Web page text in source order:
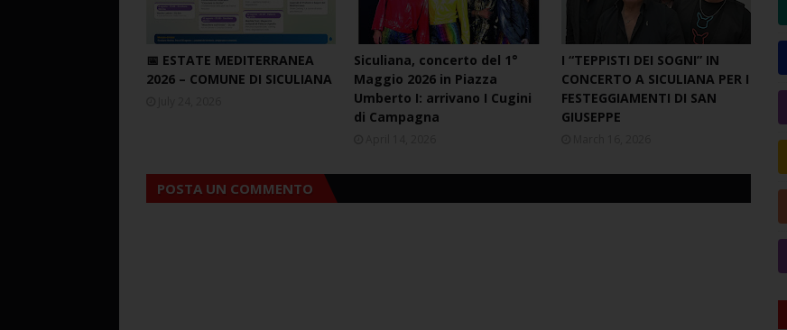
📅 ESTATE MEDITERRANEA
2026 – COMUNE DI SICULIANA
Siculiana, concerto del 1°
Maggio 2026 in Piazza
Umberto I: arrivano I Cugini
di Campagna
I “TEPPISTI DEI SOGNI” IN
CONCERTO A SICULIANA PER I
FESTEGGIAMENTI DI SAN
GIUSEPPE
POSTA UN COMMENTO